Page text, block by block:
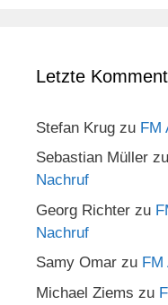
Letzte
Stefan Krug zu FM
Sebastian Müller zu
Nachruf
Georg Richter zu
Nachruf
Samy Omar zu FM
Michael Ziems zu